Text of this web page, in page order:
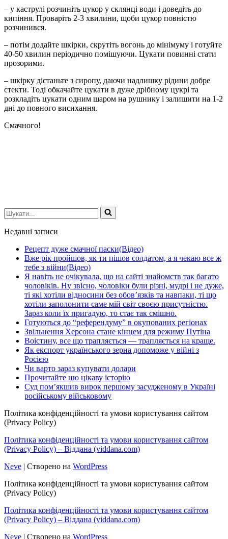
– у каструлі розчиніть цукор у склянці води і доведіть до
кипіння. Проваріть 2-3 хвилини, щоби цукор повністю
розчинився.
– потім додайте шкірки, скрутіть вогонь до мінімуму і готуйте
40-50 хвилин періодично помішуючи. Цукати повинні стати
прозорими.
– шкірку дістаньте з сиропу, даючи надлишку рідини добре
стекти. Тоді обкачайте цукати в дуже дрібному цукрі та
розкладіть цукати одним шаром на рушнику і залишити на 1-2
дні до повного висихання.
Смачного!
Шукати...
Недавні записи
Рецепт дуже смачної паски(Відео)
Вже рік пройшов, як ти пішов солдатом, а я чекаю все ж
тебе з війни(Відео)
Я навіть не очікувала, що на сайті знайомств так багато
чоловіків. Ну звісно, чоловіки були різні, мудрі і не дуже,
ті які хотіли відносини без обов’язків та навпаки, ті що
хотіли заполонити саме мій світ своєю присутністю.
Зараз коли їх пригадую, то стає так смішно.
Готуються до “референдуму” в окупованих регіонах
Звільнення Херсона стане кінцем для режиму Путіна
Воістину, все що трапляється — трапляється на краще.
Як експорт українського зерна допоможе у війні з
Росією
Чи варто зараз купувати долари
Прочитайте цю цікаву історію
Суд пом’якшив вирок першому засудженому в Україні
російському військовому
Політика конфіденційності та умови користування сайтом
(Privacy Policy)
Політика конфіденційності та умови користування сайтом
(Privacy Policy) – Віддана (viddana.com)
Neve | Створено на WordPress
Політика конфіденційності та умови користування сайтом
(Privacy Policy)
Політика конфіденційності та умови користування сайтом
(Privacy Policy) – Віддана (viddana.com)
Neve | Створено на WordPress